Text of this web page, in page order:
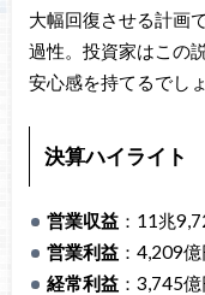
大幅回復させる計画
過性。投資家はこの
安心感を持てるでしょ
決算ハイライト
営業収益 ：11兆
営業利益 ：4,209
経常利益 ：3,745